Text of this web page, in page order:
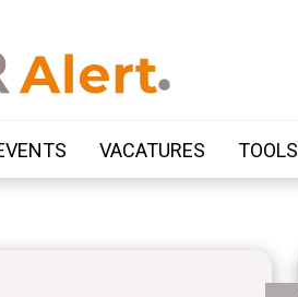
VACATURES TOOLS